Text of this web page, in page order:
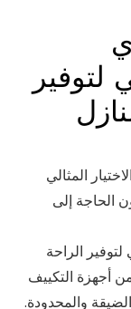
لتوفير
المثالي
الحاجة إلى
الراحة
أجهزة التكييف
والمحدودة.